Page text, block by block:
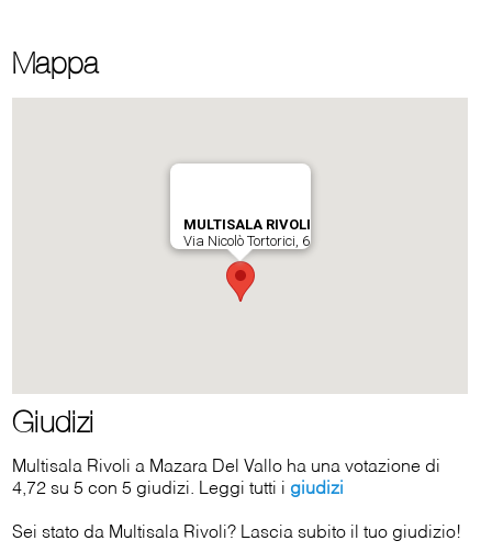
Mappa
Giudizi
Multisala Rivoli a Mazara Del Vallo ha una votazione di
4,72 su 5 con 5 giudizi. Leggi tutti i giudizi
Sei stato da Multisala Rivoli? Lascia subito il tuo giudizio!